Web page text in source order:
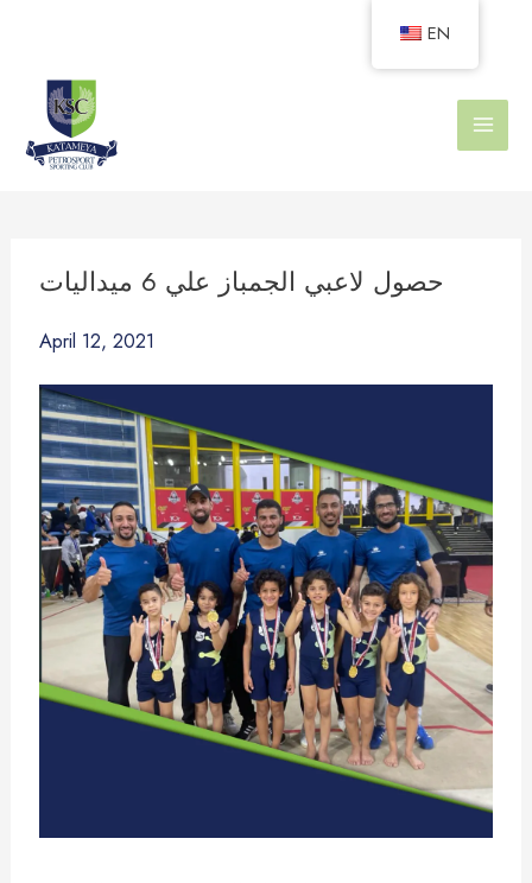
حصول لاعبي الجمباز علي 6 ميداليات
April 12, 2021
EN